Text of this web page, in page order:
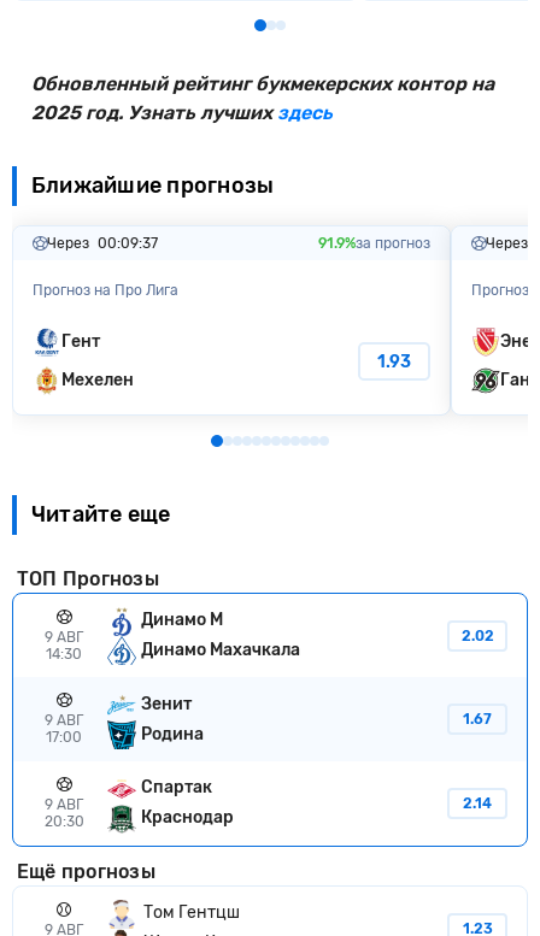
Обновленный рейтинг букмекерских контор на
2025 год. Узнать лучшихздесь
Ближайшие прогнозы
Через 00:09:36 91.9%за прогноз
Прогноз на Про Лига
Гент
Мехелен
1.93
Через
Прогноз
Читайте еще
ТОП Прогнозы
9 АВГ
14:30
Динамо М
Динамо Махачкала
2.02
9 АВГ
17:00
Зенит
Родина
1.67
9 АВГ
20:30
Спартак
Краснодар
2.14
Ещё прогнозы
9 АВГ
Том Гентцш
1.23